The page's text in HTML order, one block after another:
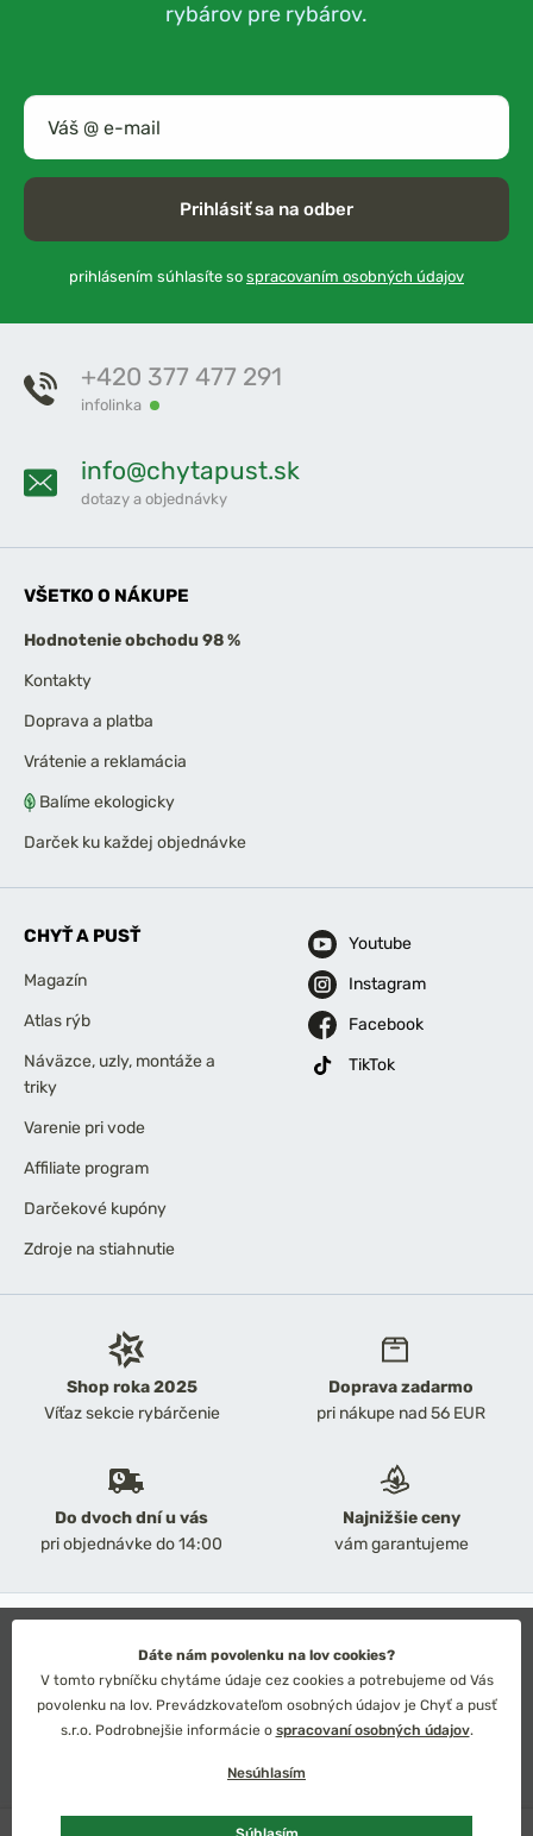
rybárov pre rybárov.
Prihlásiť sa na odber
prihlásením súhlasíte so spracovaním osobných údajov
Shop roka 2025
Víťaz sekcie rybárčenie
Doprava zadarmo
pri nákupe nad 56 EUR
Do dvoch dní u vás
pri objednávke do 14:00
Najnižšie ceny
vám garantujeme
+420 377 477 291
infolinka
info@chytapust.sk
dotazy a objednávky
VŠETKO O NÁKUPE
Hodnotenie obchodu 98 %
Kontakty
Doprava a platba
Vrátenie a reklamácia
Balíme ekologicky
Darček ku každej objednávke
CHYŤ A PUSŤ
Magazín
Atlas rýb
Náväzce, uzly, montáže a
triky
Varenie pri vode
Affiliate program
Darčekové kupóny
Zdroje na stiahnutie
Youtube
Instagram
Facebook
TikTok
Obchodné podmienky
Ochrana osobných údajov
Technické riešenie: Simplia s.r.o.
Strategický dizajn: Petr Široký
Dáte nám povolenku na lov cookies?
V tomto rybníčku chytáme údaje cez cookies a potrebujeme od Vás
povolenku na lov. Prevádzkovateľom osobných údajov je Chyť a pusť
s.r.o. Podrobnejšie informácie o spracovaní osobných údajov.
Nesúhlasím